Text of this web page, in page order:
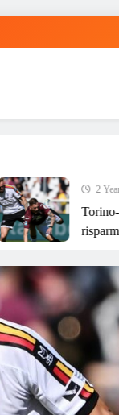
2 Years Ago
Torino-Lecce,
risparmiato e